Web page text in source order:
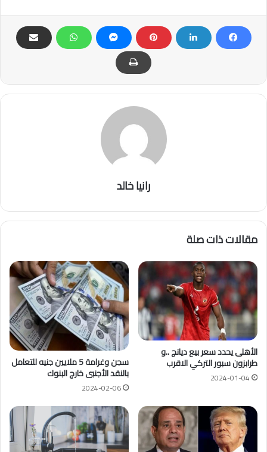
رانيا خالد
مقالات ذات صلة
الأهلى يحدد سعر بيع ديانج ..و
طرابزون سبور التركي الاقرب
2024-01-04
سجن وغرامة 5 ملايين جنيه للتعامل
بالنقد الأجنبى خارج البنوك
2024-02-06